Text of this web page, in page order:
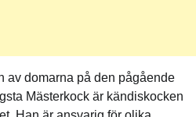
av domarna på den pågående
Mästerkock är kändiskocken